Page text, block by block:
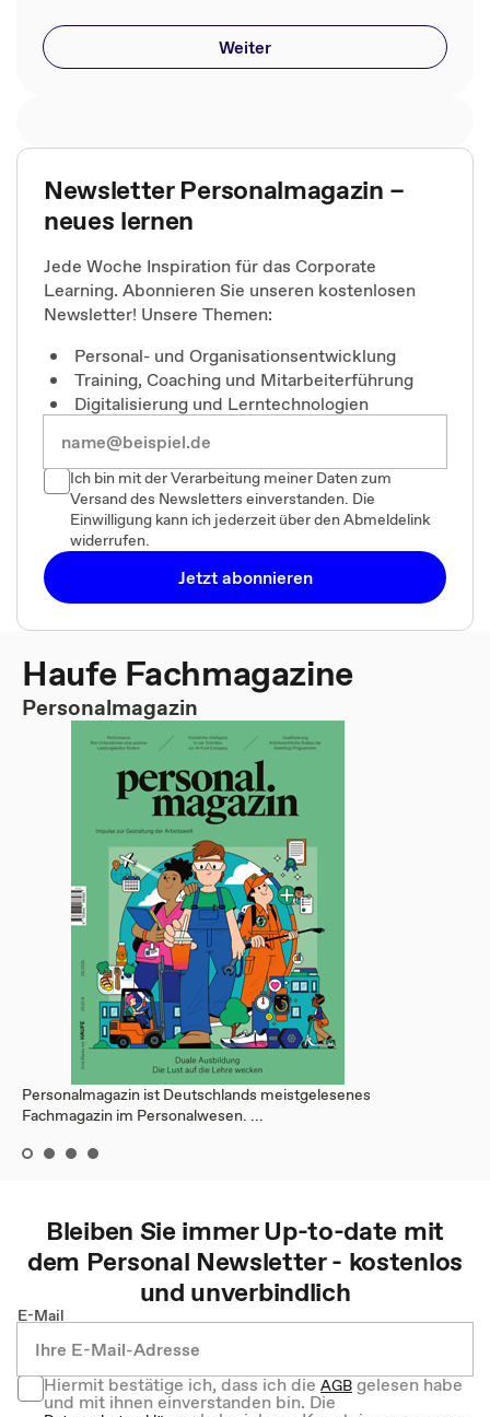
Weiter
Newsletter Personalmagazin –
neues lernen
Jede Woche Inspiration für das Corporate
Learning. Abonnieren Sie unseren kostenlosen
Newsletter! Unsere Themen:
Personal- und Organisationsentwicklung
Training, Coaching und Mitarbeiterführung
Digitalisierung und Lerntechnologien
Ich bin mit der Verarbeitung meiner Daten zum
Versand des Newsletters einverstanden. Die
Einwilligung kann ich jederzeit über den Abmeldelink
widerrufen.
Jetzt abonnieren
Haufe Fachmagazine
Personalmagazin
Personalmagazin ist Deutschlands meistgelesenes
Fachmagazin im Personalwesen. ...
Bleiben Sie immer Up-to-date mit
dem Personal Newsletter - kostenlos
und unverbindlich
E-Mail
Hiermit bestätige ich, dass ich dieAGBgelesen habe
und mit ihnen einverstanden bin. Die